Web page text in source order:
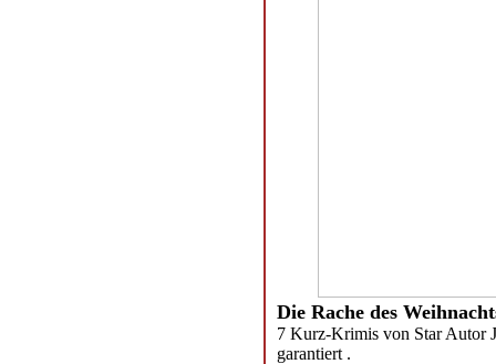
Die Rache des
7 Kurz-Krimis von Star Autor
garantiert .